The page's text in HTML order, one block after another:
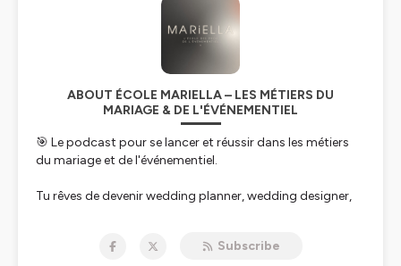
ABOUT ÉCOLE MARIELLA – LES MÉTIERS DU
MARIAGE & DE L'ÉVÉNEMENTIEL
🎯 Le podcast pour se lancer et réussir dans les métiers
du mariage et de l'événementiel.
Tu rêves de devenir wedding planner, wedding designer,
Que tu sois en reconversion ou déjà entrepreneure, ici tu
Subscribe